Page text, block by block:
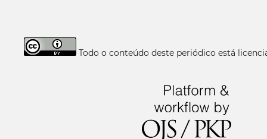
Todo o conteúdo deste periódico está